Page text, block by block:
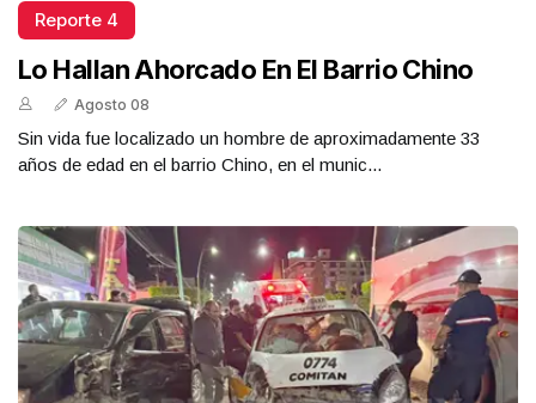
Reporte 4
Lo Hallan Ahorcado En El Barrio Chino
Agosto 08
Sin vida fue localizado un hombre de aproximadamente 33
años de edad en el barrio Chino, en el munic...